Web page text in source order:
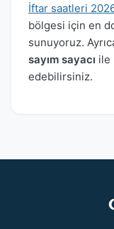
İftar saatleri
bölgesi için en
sunuyoruz.
sayım sayacı ile
edebilirsiniz.